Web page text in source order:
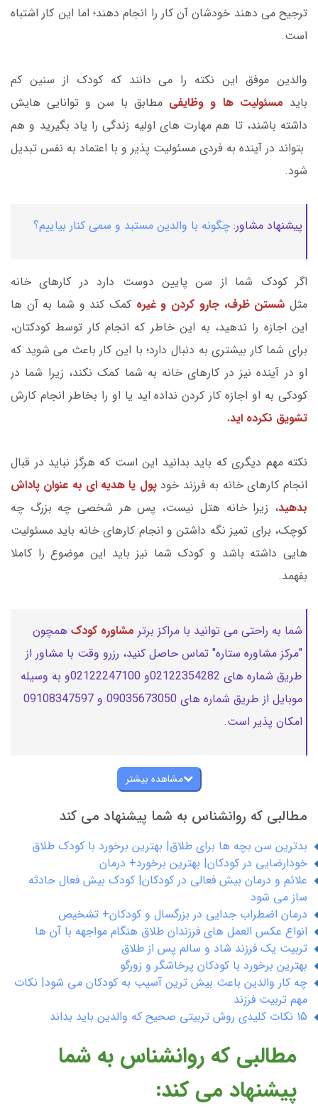
ترجیح می دهند خودشان آن کار را انجام دهند؛ اما این کار اشتباه
است.
والدین موفق این نکته را می دانند که کودک از سنین کم
باید مسئولیت ها و وظایفی مطابق با سن و توانایی هایش
داشته باشند، تا هم مهارت های اولیه زندگی را یاد بگیرید و هم
بتواند در آینده به فردی مسئولیت پذیر و با اعتماد به نفس تبدیل
شود.
پیشنهاد مشاور: چگونه با والدین مستبد و سمی کنار بیاییم؟
اگر کودک شما از سن پایین دوست دارد در کارهای خانه
مثل شستن ظرف، جارو کردن و غیره کمک کند و شما به آن ها
این اجازه را ندهید، به این خاطر که انجام کار توسط کودکتان،
برای شما کار بیشتری به دنبال دارد؛ با این کار باعث می شوید که
او در آینده نیز در کارهای خانه به شما کمک نکند، زیرا شما در
کودکی به او اجازه کار کردن نداده اید یا او را بخاطر انجام کارش
تشویق نکرده اید.
نکته مهم دیگری که باید بدانید این است که هرگز نباید در قبال
انجام کارهای خانه به فرزند خود پول یا هدیه ای به عنوان پاداش
بدهید، زیرا خانه هتل نیست، پس هر شخصی چه بزرگ چه
کوچک، برای تمیز نگه داشتن و انجام کارهای خانه باید مسئولیت
هایی داشته باشد و کودک شما نیز باید این موضوع را کاملا
بفهمد.
شما به راحتی می توانید با مراکز برتر مشاوره کودک همچون
"مرکز مشاوره ستاره" تماس حاصل کنید، رزرو وقت با مشاور از
طریق شماره های 02122354282و 02122247100و به وسیله
موبایل از طریق شماره های 09035673050 و 09108347597
امکان پذیر است.
مشاهده بیشتر
مطالبی که روانشناس به شما پیشنهاد می کند
بدترین سن بچه ها برای طلاق| بهترین برخورد با کودک طلاق
خودارضایی در کودکان| بهترین برخورد+ درمان
علائم و درمان بیش فعالی در کودکان| کودک بیش فعال حادثه
ساز می شود
درمان اضطراب جدایی در بزرگسال و کودکان+ تشخیص
انواع عکس العمل های فرزندان طلاق هنگام مواجهه با آن ها
تربیت یک فرزند شاد و سالم پس از طلاق
بهترین برخورد با کودکان پرخاشگر و زورگو
چه کار والدین باعث بیش ترین آسیب به کودکان می شود| نکات
مهم تربیت فرزند
15 نکات کلیدی روش تربیتی صحیح که والدین باید بداند
مطالبی که روانشناس به شما
پیشنهاد می کند: